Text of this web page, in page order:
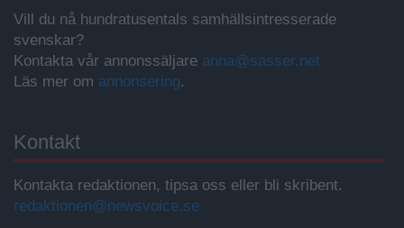
Vill du nå hundratusentals samhällsintresserade
svenskar?
Kontakta vår annonssäljare anna@sasser.net
Läs mer om annonsering.
Kontakt
Kontakta redaktionen, tipsa oss eller bli skribent.
redaktionen@newsvoice.se